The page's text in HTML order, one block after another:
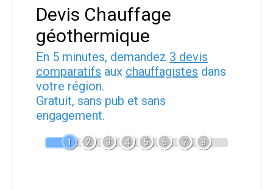
Devis Chauffage
géothermique
En 5 minutes, demandez 3 devis
comparatifs aux chauffagistes dans
votre région.
Gratuit, sans pub et sans
engagement.
1 2 3 4 5 6 7 8